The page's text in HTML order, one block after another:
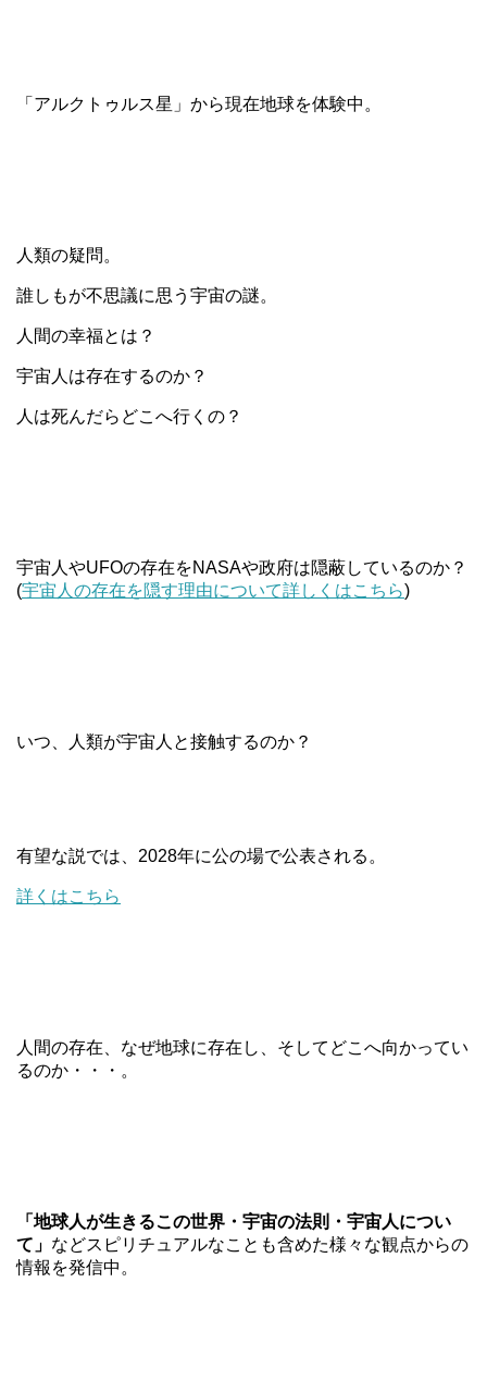
「アルクトゥルス星」から現在地球を体験中。
人類の疑問。
誰しもが不思議に思う宇宙の謎。
人間の幸福とは？
宇宙人は存在するのか？
人は死んだらどこへ行くの？
宇宙人やUFOの存在をNASAや政府は隠蔽しているのか？
(宇宙人の存在を隠す理由について詳しくはこちら)
いつ、人類が宇宙人と接触するのか？
有望な説では、 2028年に公の場で公表される。
詳くはこちら
人間の存在、なぜ地球に存在し、そしてどこへ向かってい
るのか・・・。
「地球人が生きるこの世界・宇宙の法則・宇宙人につい
て」 などスピリチュアルなことも含めた様々な観点からの
情報を発信中。